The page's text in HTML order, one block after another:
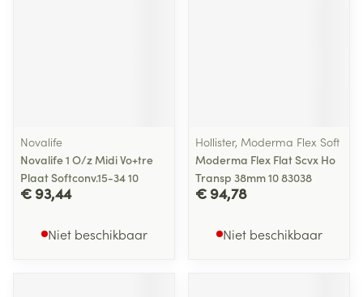
Novalife
Novalife 1 O/z Midi Vo+tre
Plaat Softconv.15-34 10
€ 93,44
Niet beschikbaar
Hollister, Moderma Flex Soft
Moderma Flex Flat Scvx Ho
Transp 38mm 10 83038
€ 94,78
Niet beschikbaar